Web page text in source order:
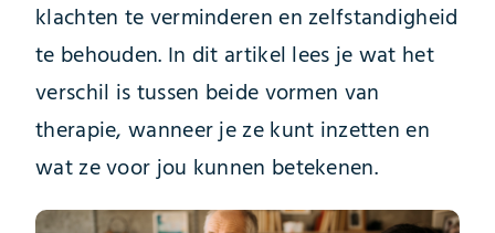
klachten te verminderen en zelfstandigheid
te behouden. In dit artikel lees je wat het
verschil is tussen beide vormen van
therapie, wanneer je ze kunt inzetten en
wat ze voor jou kunnen betekenen.